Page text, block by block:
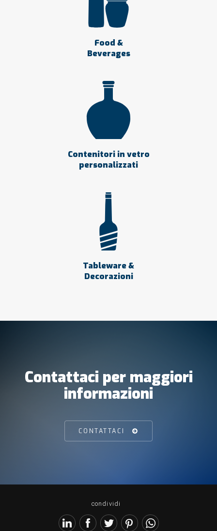
Food &
Beverages
Contenitori in vetro
personalizzati
Tableware &
Decorazioni
Contattaci per maggiori
informazioni
CONTATTACI
condividi